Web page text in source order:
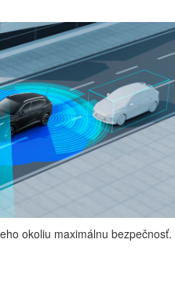
úložný priestor Ideálna
dizajnom interiéru, čalúnením
čiernej a svetlo hnedej.
okoliu maximálnu bezpečnosť.